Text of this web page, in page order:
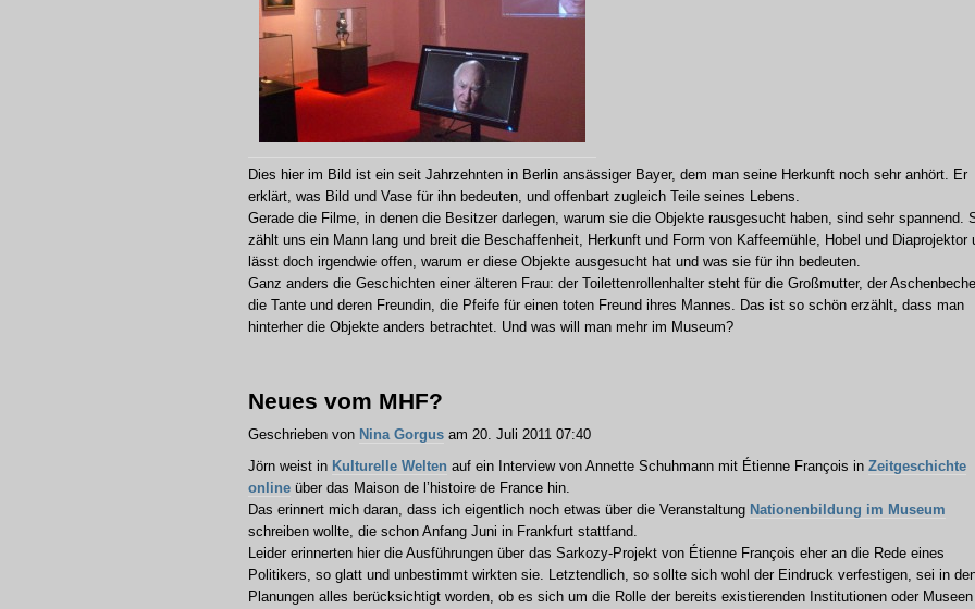
Dies hier im Bild ist ein seit Jahrzehnten in Berlin ansässiger Bayer, dem man seine Herkunft noch sehr anhört. Er
erklärt, was Bild und Vase für ihn bedeuten, und offenbart zugleich Teile seines Lebens.
Gerade die Filme, in denen die Besitzer darlegen, warum sie die Objekte rausgesucht haben, sind sehr spannend.
zählt uns ein Mann lang und breit die Beschaffenheit, Herkunft und Form von Kaffeemühle, Hobel und Diaprojektor
lässt doch irgendwie offen, warum er diese Objekte ausgesucht hat und was sie für ihn bedeuten.
Ganz anders die Geschichten einer älteren Frau: der Toilettenrollenhalter steht für die Großmutter, der
die Tante und deren Freundin, die Pfeife für einen toten Freund ihres Mannes. Das ist so schön erzählt, dass man
hinterher die Objekte anders betrachtet. Und was will man mehr im Museum?
Neues vom MHF?
Geschrieben von Nina Gorgus am 20. Juli 2011 07:40
Jörn weist in Kulturelle Welten auf ein Interview von Annette Schuhmann mit Étienne François in Zeitgeschichte
online über das Maison de l’histoire de France hin.
Das erinnert mich daran, dass ich eigentlich noch etwas über die Veranstaltung Nationenbildung im Museum
schreiben wollte, die schon Anfang Juni in Frankfurt stattfand.
Leider erinnerten hier die Ausführungen über das Sarkozy-Projekt von Étienne François eher an die Rede eines
Politikers, so glatt und unbestimmt wirkten sie. Letztendlich, so sollte sich wohl der Eindruck verfestigen, sei in
Planungen alles berücksichtigt worden, ob es sich um die Rolle der bereits existierenden Institutionen oder Museen